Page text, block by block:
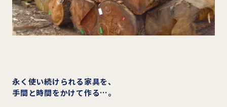
永く使い続けられる家具を、
手間と時間をかけて作る…。